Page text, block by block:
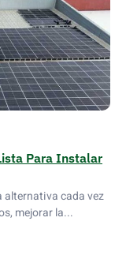
Para Instalar
alternativa cada vez
mejorar la...